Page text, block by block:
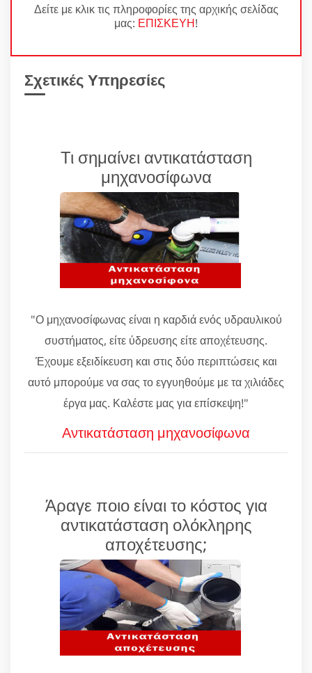
Δείτε με κλικ τις πληροφορίες της αρχικής σελίδας
μας: ΕΠΙΣΚΕΥΗ!
Σχετικές Υπηρεσίες
Τι σημαίνει αντικατάσταση
μηχανοσίφωνα
"Ο μηχανοσίφωνας είναι η καρδιά ενός υδραυλικού
συστήματος, είτε ύδρευσης είτε αποχέτευσης.
Έχουμε εξειδίκευση και στις δύο περιπτώσεις και
αυτό μπορούμε να σας το εγγυηθούμε με τα χιλιάδες
έργα μας. Καλέστε μας για επίσκεψη!"
Αντικατάσταση μηχανοσίφωνα
Άραγε ποιο είναι το κόστος για
αντικατάσταση ολόκληρης
αποχέτευσης;